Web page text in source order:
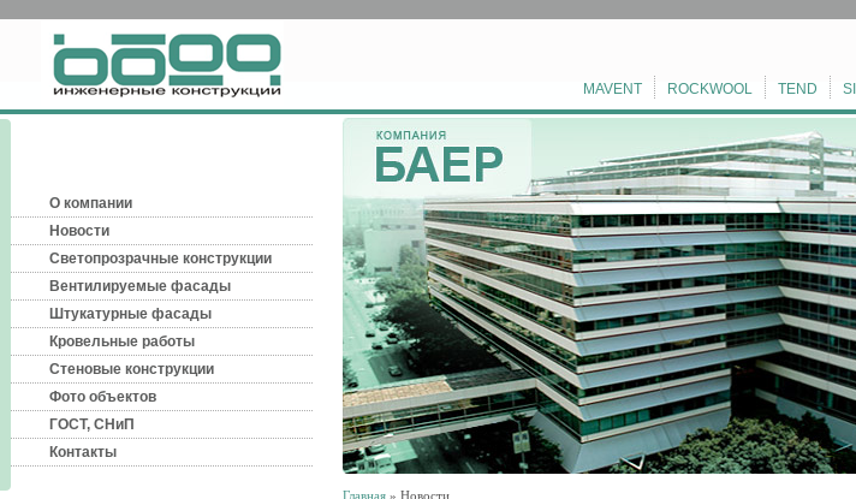
MAVENT ROCKWOOL TEND
О компании
Новости
Светопрозрачные конструкции
Вентилируемые фасады
Штукатурные фасады
Кровельные работы
Стеновые конструкции
Фото объектов
ГОСТ, СНиП
Контакты
Главная » Новости